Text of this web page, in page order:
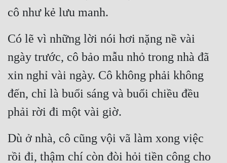
Ngôn Tình
Ngược
Nữ Cường
Phương Tây
cô như kẻ lưu manh.
Có lẽ vì những lời nói hơi nặng nề vài
ngày trước, cô bảo mẫu nhỏ trong nhà đã
xin nghỉ vài ngày. Cô không phải không
đến, chỉ là buổi sáng và buổi chiều đều
phải rời đi một vài giờ.
Dù ở nhà, cô cũng vội vã làm xong việc
rồi đi, thậm chí còn đòi hỏi tiền công cho